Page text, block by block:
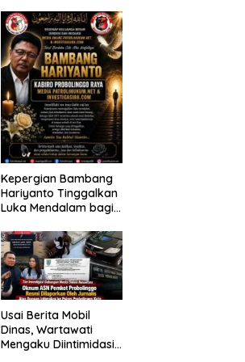
2026
Kepergian Bambang
Hariyanto Tinggalkan
Luka Mendalam bagi
Patrolihukum.net
Usai Berita Mobil
Dinas, Wartawati
Mengaku Diintimidasi